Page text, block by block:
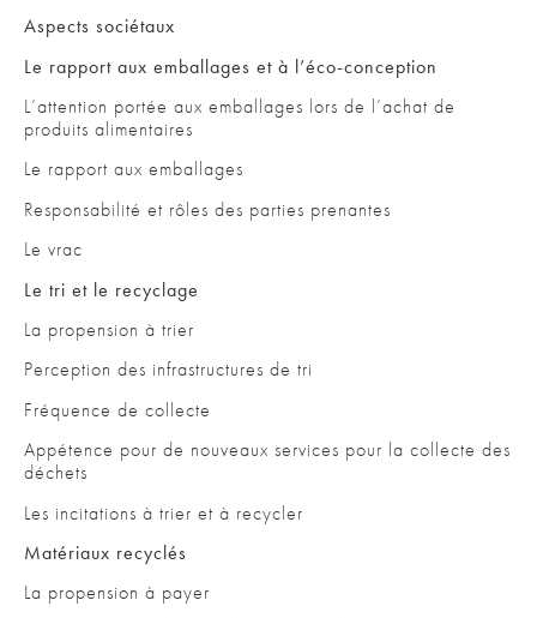
Aspects sociétaux
Le rapport aux emballages et à l’éco-conception
L’attention portée aux emballages lors de l’achat de
produits alimentaires
Le rapport aux emballages
Responsabilité et rôles des parties prenantes
Le vrac
Le tri et le recyclage
La propension à trier
Perception des infrastructures de tri
Fréquence de collecte
Appétence pour de nouveaux services pour la collecte des
déchets
Les incitations à trier et à recycler
Matériaux recyclés
La propension à payer